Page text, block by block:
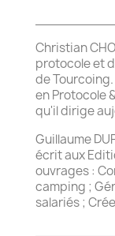
Christian
protocole et
de
en Protocole
qu'il dirige
Guillaume
écrit aux
ouvrages :
camping ;
salariés ;